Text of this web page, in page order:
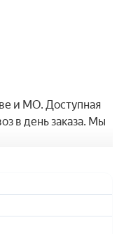
и МО. Доступная
в день заказа. Мы